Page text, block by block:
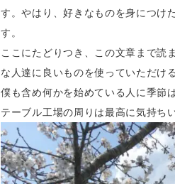
す。やはり、好きなものを身につけ
す。
ここにたどりつき、この文章まで読
な人達に良いものを使っていただけ
僕も含め何かを始めている人に季節
テーブル工場の周りは最高に気持ち